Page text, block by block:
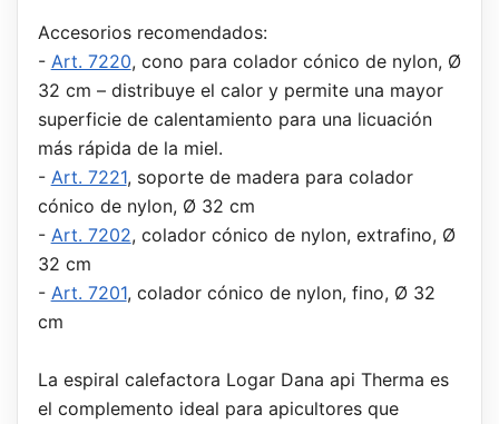
Accesorios recomendados:
- Art. 7220, cono para colador cónico de nylon, Ø
32 cm – distribuye el calor y permite una mayor
superficie de calentamiento para una licuación
más rápida de la miel.
- Art. 7221, soporte de madera para colador
cónico de nylon, Ø 32 cm
- Art. 7202, colador cónico de nylon, extrafino, Ø
32 cm
- Art. 7201, colador cónico de nylon, fino, Ø 32
cm
La espiral calefactora Logar Dana api Therma es
el complemento ideal para apicultores que